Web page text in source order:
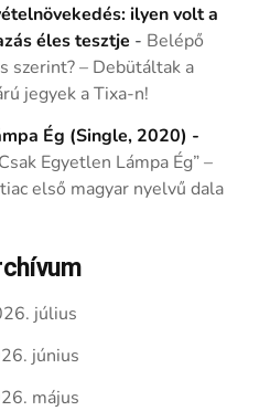
ilyen volt a
éles tesztje - Belépő
szerint? – Debütáltak a
jegyek a Tixa-n!
Ég (Single, 2020) -
Egyetlen Lámpa Ég” –
első magyar nyelvű dala
július
június
május